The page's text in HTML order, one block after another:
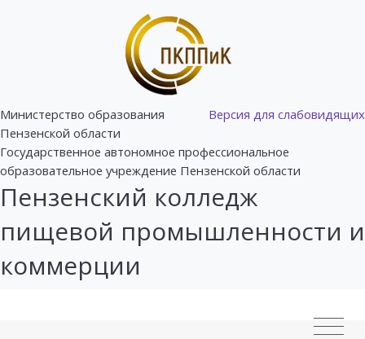
Версия для слабовидящих
Министерство образования
Пензенской области
Государственное автономное профессиональное
образовательное учреждение Пензенской области
Пензенский колледж
пищевой промышленности и
коммерции